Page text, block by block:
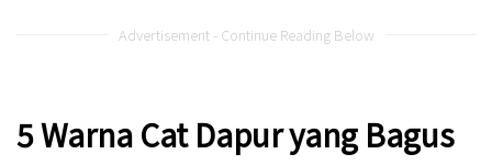
Advertisement - Continue Reading Below
5 Warna Cat Dapur yang Bagus